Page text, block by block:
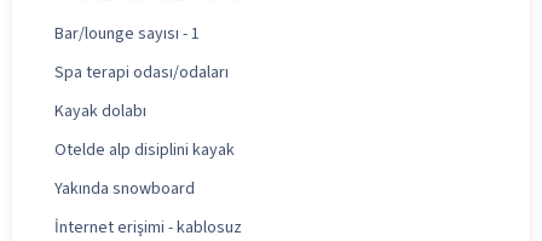
Bar/lounge sayısı - 1
Spa terapi odası/odaları
Kayak dolabı
Otelde alp disiplini kayak
Yakında snowboard
İnternet erişimi - kablosuz